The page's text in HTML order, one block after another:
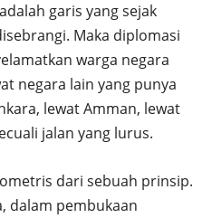
garis yang sejak
Maka diplomasi
warga negara
negara lain yang punya
lewat Amman, lewat
jalan yang lurus.
dari sebuah prinsip.
dalam pembukaan